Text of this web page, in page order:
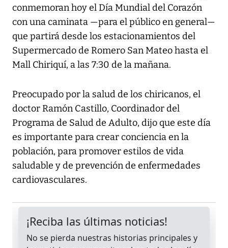
conmemoran hoy el Día Mundial del Corazón
con una caminata —para el público en general—
que partirá desde los estacionamientos del
Supermercado de Romero San Mateo hasta el
Mall Chiriquí, a las 7:30 de la mañana.
Preocupado por la salud de los chiricanos, el
doctor Ramón Castillo, Coordinador del
Programa de Salud de Adulto, dijo que este día
es importante para crear conciencia en la
población, para promover estilos de vida
saludable y de prevención de enfermedades
cardiovasculares.